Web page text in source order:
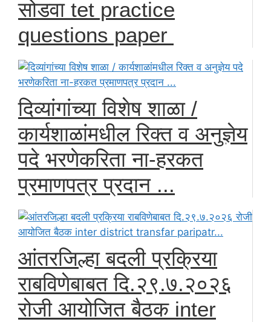
सोडवा tet practice
questions paper
दिव्यांगांच्या विशेष शाळा /
कार्यशाळांमधील रिक्त व अनुज्ञेय
पदे भरणेकरिता ना-हरकत
प्रमाणपत्र प्रदान ...
आंतरजिल्हा बदली प्रक्रिया
राबविणेबाबत दि.२९.७.२०२६
रोजी आयोजित बैठक inter